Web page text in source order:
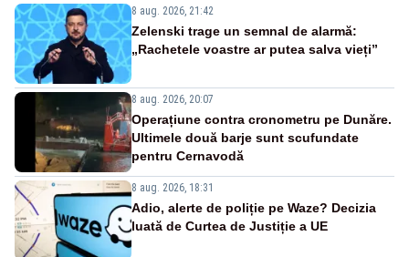
8 aug. 2026, 21:42
Zelenski trage un semnal de alarmă:
„Rachetele voastre ar putea salva vieți”
8 aug. 2026, 20:07
Operațiune contra cronometru pe Dunăre.
Ultimele două barje sunt scufundate
pentru Cernavodă
8 aug. 2026, 18:31
Adio, alerte de poliție pe Waze? Decizia
luată de Curtea de Justiție a UE